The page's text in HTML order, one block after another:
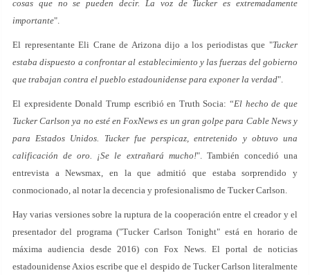
cosas que no se pueden decir. La voz de Tucker es extremadamente
importante".
El representante Eli Crane de Arizona dijo a los periodistas que "Tucker
estaba dispuesto a confrontar al establecimiento y las fuerzas del gobierno
que trabajan contra el pueblo estadounidense para exponer la verdad".
El expresidente Donald Trump escribió en Truth Socia: “El hecho de que
Tucker Carlson ya no esté en FoxNews es un gran golpe para Cable News y
para Estados Unidos. Tucker fue perspicaz, entretenido y obtuvo una
calificación de oro. ¡Se le extrañará mucho!". También concedió una
entrevista a Newsmax, en la que admitió que estaba sorprendido y
conmocionado, al notar la decencia y profesionalismo de Tucker Carlson.
Hay varias versiones sobre la ruptura de la cooperación entre el creador y el
presentador del programa ("Tucker Carlson Tonight" está en horario de
máxima audiencia desde 2016) con Fox News. El portal de noticias
estadounidense Axios escribe que el despido de Tucker Carlson literalmente